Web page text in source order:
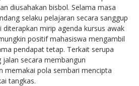
diusahakan bisbol. Selama masa
selaku pelajaran secara sanggup
diterapkan mirip agenda kursus awak
positif mahasiswa mengambil
pendapat tetap. Terkait serupa
secara membangun
memakai pola sembari mencipta
tangkas.